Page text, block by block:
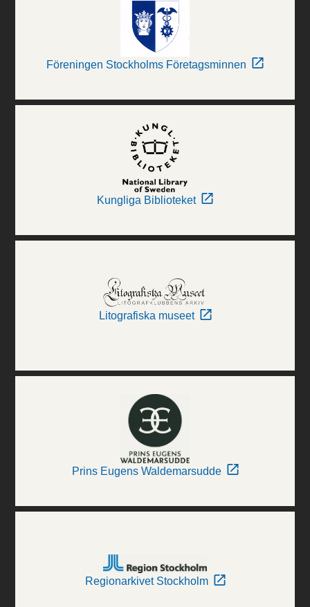
Föreningen Stockholms Företagsminnen
Kungliga Biblioteket
Litografiska museet
Prins Eugens Waldemarsudde
Regionarkivet Stockholm